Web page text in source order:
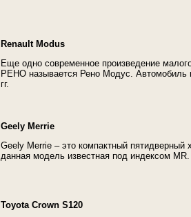
Renault Modus
Еще одно современное произведение
РЕНО называется Рено Модус. Автомобиль
гг.
Geely Merrie
Geely Merrie – это компактный
данная модель известная под индексом MR.
Toyota Crown S120